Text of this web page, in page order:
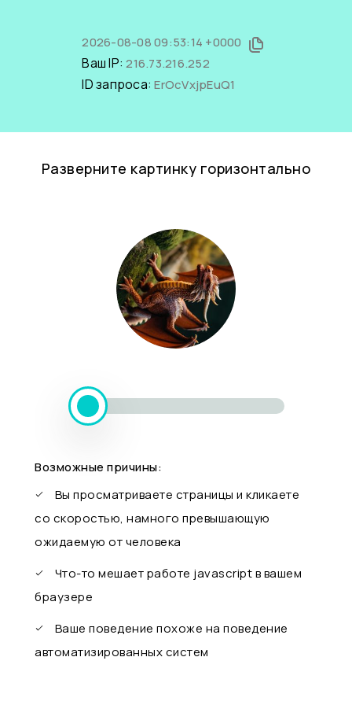
2026-08-08 09:53:14 +0000
Ваш IP:216.73.216.252
ID запроса:ErOcVxjpEuQ1
Разверните картинку горизонтально
Возможные причины:
Вы просматриваете страницы и кликаете
со скоростью, намного превышающую
ожидаемую от человека
Что-то мешает работе javascript в вашем
браузере
Ваше поведение похоже на поведение
автоматизированных систем